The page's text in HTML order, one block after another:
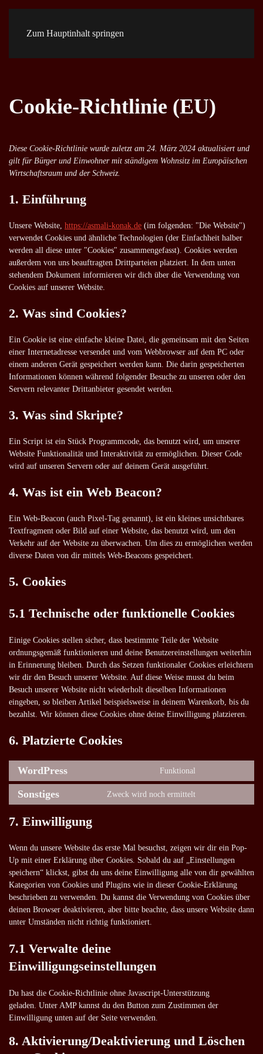
Zum Hauptinhalt springen
Cookie-Richtlinie (EU)
Diese Cookie-Richtlinie wurde zuletzt am 24. März 2024 aktualisiert und
gilt für Bürger und Einwohner mit ständigem Wohnsitz im Europäischen
Wirtschaftsraum und der Schweiz.
1. Einführung
Unsere Website, https://asmali-konak.de (im folgenden: "Die Website")
verwendet Cookies und ähnliche Technologien (der Einfachheit halber
werden all diese unter "Cookies" zusammengefasst). Cookies werden
außerdem von uns beauftragten Drittparteien platziert. In dem unten
stehendem Dokument informieren wir dich über die Verwendung von
Cookies auf unserer Website.
2. Was sind Cookies?
Ein Cookie ist eine einfache kleine Datei, die gemeinsam mit den Seiten
einer Internetadresse versendet und vom Webbrowser auf dem PC oder
einem anderen Gerät gespeichert werden kann. Die darin gespeicherten
Informationen können während folgender Besuche zu unseren oder den
Servern relevanter Drittanbieter gesendet werden.
3. Was sind Skripte?
Ein Script ist ein Stück Programmcode, das benutzt wird, um unserer
Website Funktionalität und Interaktivität zu ermöglichen. Dieser Code
wird auf unseren Servern oder auf deinem Gerät ausgeführt.
4. Was ist ein Web Beacon?
Ein Web-Beacon (auch Pixel-Tag genannt), ist ein kleines unsichtbares
Textfragment oder Bild auf einer Website, das benutzt wird, um den
Verkehr auf der Website zu überwachen. Um dies zu ermöglichen werden
diverse Daten von dir mittels Web-Beacons gespeichert.
5. Cookies
5.1 Technische oder funktionelle Cookies
Einige Cookies stellen sicher, dass bestimmte Teile der Website
ordnungsgemäß funktionieren und deine Benutzereinstellungen weiterhin
in Erinnerung bleiben. Durch das Setzen funktionaler Cookies erleichtern
wir dir den Besuch unserer Website. Auf diese Weise musst du beim
Besuch unserer Website nicht wiederholt dieselben Informationen
eingeben, so bleiben Artikel beispielsweise in deinem Warenkorb, bis du
bezahlst. Wir können diese Cookies ohne deine Einwilligung platzieren.
6. Platzierte Cookies
WordPress Funktional
Sonstiges Zweck wird noch ermittelt
7. Einwilligung
Wenn du unsere Website das erste Mal besuchst, zeigen wir dir ein Pop-
Up mit einer Erklärung über Cookies. Sobald du auf „Einstellungen
speichern“ klickst, gibst du uns deine Einwilligung alle von dir gewählten
Kategorien von Cookies und Plugins wie in dieser Cookie-Erklärung
beschrieben zu verwenden. Du kannst die Verwendung von Cookies über
deinen Browser deaktivieren, aber bitte beachte, dass unsere Website dann
unter Umständen nicht richtig funktioniert.
7.1 Verwalte deine
Einwilligungseinstellungen
Du hast die Cookie-Richtlinie ohne Javascript-Unterstützung
geladen. Unter AMP kannst du den Button zum Zustimmen der
Einwilligung unten auf der Seite verwenden.
8. Aktivierung/Deaktivierung und Löschen